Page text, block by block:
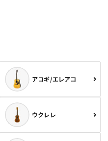
アコギ/エレアコ
ウクレレ